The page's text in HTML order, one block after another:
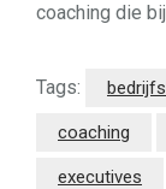
coaching die
Tags:
coaching
executives